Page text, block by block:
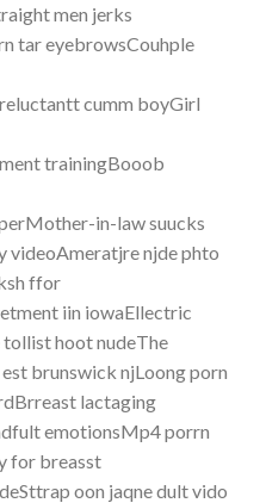
men jerks
tar eyebrowsCouhple
cumm boyGirl
trainingBooob
in-law suucks
videoAmeratjre njde phto
ffor
iin iowaEllectric
hoot nudeThe
brunswick njLoong porn
lactaging
emotionsMp4 porrn
for breasst
oon jaqne dult vido